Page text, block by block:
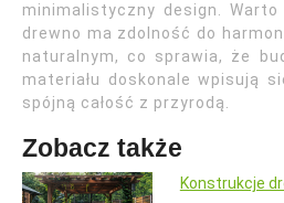
minimalistyczny design.
drewno ma zdolność do
naturalnym, co sprawia, że
materiału doskonale wpisują
spójną całość z przyrodą.
Zobacz także
Konstrukcje